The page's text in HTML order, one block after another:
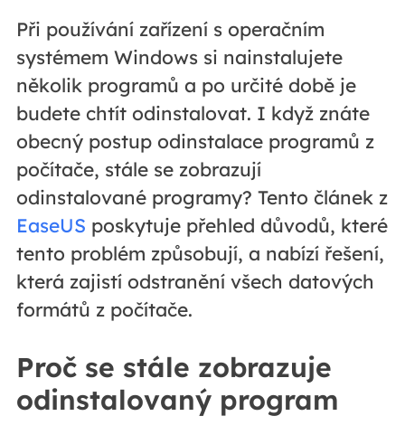
Při používání zařízení s operačním
systémem Windows si nainstalujete
několik programů a po určité době je
budete chtít odinstalovat. I když znáte
obecný postup odinstalace programů z
počítače, stále se zobrazují
odinstalované programy? Tento článek z
EaseUS poskytuje přehled důvodů, které
tento problém způsobují, a nabízí řešení,
která zajistí odstranění všech datových
formátů z počítače.
Proč se stále zobrazuje
odinstalovaný program